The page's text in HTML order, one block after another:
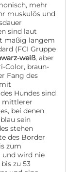
mehr
muskulös und
sind laut
mäßig langem
(FCI Gruppe
weiß, aber
Color, braun-
Fang des
Hundes sind
mittlerer
bei denen
sein
stehen
des Border
zum
und wird nie
zu 53